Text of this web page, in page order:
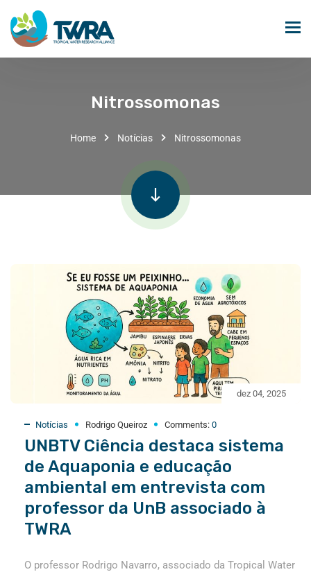
Nitrossomonas
Home Notícias Nitrossomonas
dez 04, 2025
Notícias Rodrigo Queiroz Comments: 0
UNBTV Ciência destaca sistema
de Aquaponia e educação
ambiental em entrevista com
professor da UnB associado à
TWRA
O professor Rodrigo Navarro, associado da Tropical Water